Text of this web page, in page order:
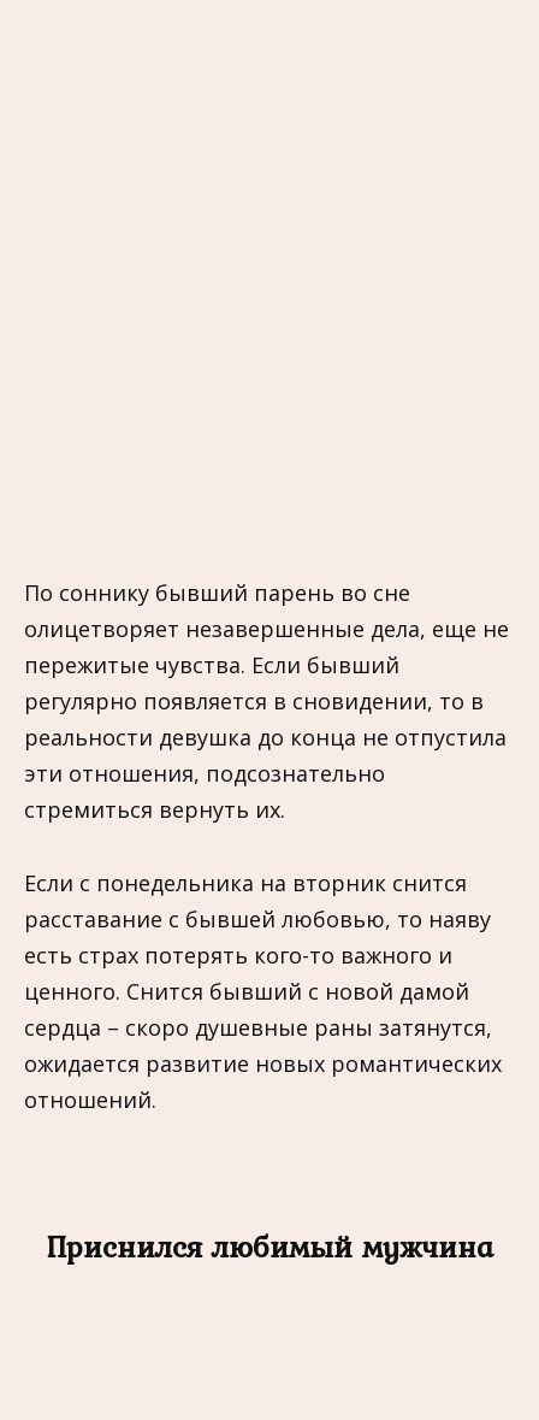
По соннику бывший парень во сне
олицетворяет незавершенные дела, еще не
пережитые чувства. Если бывший
регулярно появляется в сновидении, то в
реальности девушка до конца не отпустила
эти отношения, подсознательно
стремиться вернуть их.
Если с понедельника на вторник снится
расставание с бывшей любовью, то наяву
есть страх потерять кого-то важного и
ценного. Снится бывший с новой дамой
сердца – скоро душевные раны затянутся,
ожидается развитие новых романтических
отношений.
Приснился любимый мужчина